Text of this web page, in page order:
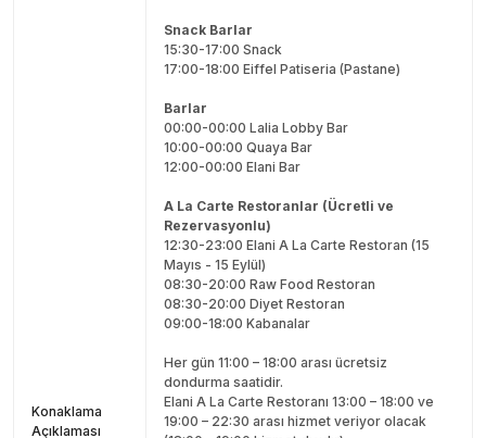
Konaklama
Açıklaması
Snack Barlar
15:30-17:00 Snack
17:00-18:00 Eiffel Patiseria (Pastane)
Barlar
00:00-00:00 Lalia Lobby Bar
10:00-00:00 Quaya Bar
12:00-00:00 Elani Bar
A La Carte Restoranlar (Ücretli ve
Rezervasyonlu)
12:30-23:00 Elani A La Carte Restoran (15
Mayıs - 15 Eylül)
08:30-20:00 Raw Food Restoran
08:30-20:00 Diyet Restoran
09:00-18:00 Kabanalar
Her gün 11:00 – 18:00 arası ücretsiz
dondurma saatidir.
Elani A La Carte Restoranı 13:00 – 18:00 ve
19:00 – 22:30 arası hizmet veriyor olacak